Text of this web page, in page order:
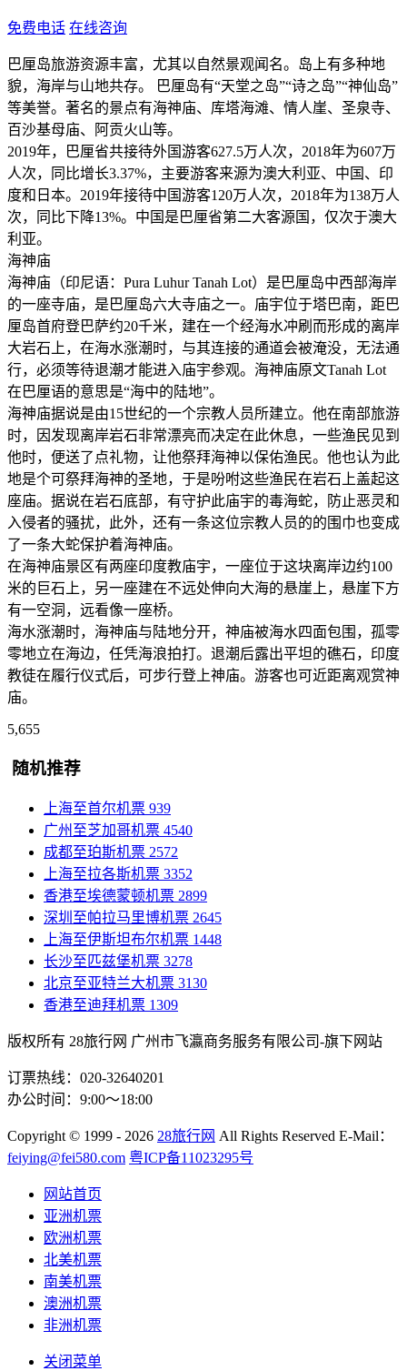
免费电话 在线咨询
巴厘岛旅游资源丰富，尤其以自然景观闻名。岛上有多种地
貌，海岸与山地共存。 巴厘岛有“天堂之岛”“诗之岛”“神仙岛”
等美誉。著名的景点有海神庙、库塔海滩、情人崖、圣泉寺、
百沙基母庙、阿贡火山等。
2019年，巴厘省共接待外国游客627.5万人次，2018年为607万
人次，同比增长3.37%，主要游客来源为澳大利亚、中国、印
度和日本。2019年接待中国游客120万人次，2018年为138万人
次，同比下降13%。中国是巴厘省第二大客源国，仅次于澳大
利亚。
海神庙
海神庙（印尼语：Pura Luhur Tanah Lot）是巴厘岛中西部海岸
的一座寺庙，是巴厘岛六大寺庙之一。庙宇位于塔巴南，距巴
厘岛首府登巴萨约20千米，建在一个经海水冲刷而形成的离岸
大岩石上，在海水涨潮时，与其连接的通道会被淹没，无法通
行，必须等待退潮才能进入庙宇参观。海神庙原文Tanah Lot
在巴厘语的意思是“海中的陆地”。
海神庙据说是由15世纪的一个宗教人员所建立。他在南部旅游
时，因发现离岸岩石非常漂亮而决定在此休息，一些渔民见到
他时，便送了点礼物，让他祭拜海神以保佑渔民。他也认为此
地是个可祭拜海神的圣地，于是吩咐这些渔民在岩石上盖起这
座庙。据说在岩石底部，有守护此庙宇的毒海蛇，防止恶灵和
入侵者的骚扰，此外，还有一条这位宗教人员的的围巾也变成
了一条大蛇保护着海神庙。
在海神庙景区有两座印度教庙宇，一座位于这块离岸边约100
米的巨石上，另一座建在不远处伸向大海的悬崖上，悬崖下方
有一空洞，远看像一座桥。
海水涨潮时，海神庙与陆地分开，神庙被海水四面包围，孤零
零地立在海边，任凭海浪拍打。退潮后露出平坦的礁石，印度
教徒在履行仪式后，可步行登上神庙。游客也可近距离观赏神
庙。
5,655
随机推荐
上海至首尔机票 939
广州至芝加哥机票 4540
成都至珀斯机票 2572
上海至拉各斯机票 3352
香港至埃德蒙顿机票 2899
深圳至帕拉马里博机票 2645
上海至伊斯坦布尔机票 1448
长沙至匹兹堡机票 3278
北京至亚特兰大机票 3130
香港至迪拜机票 1309
版权所有 28旅行网 广州市飞瀛商务服务有限公司-旗下网站
订票热线：020-32640201
办公时间：9:00～18:00
Copyright © 1999 - 2026 28旅行网 All Rights Reserved E-Mail：
feiying@fei580.com 粤ICP备11023295号
网站首页
亚洲机票
欧洲机票
北美机票
南美机票
澳洲机票
非洲机票
关闭菜单